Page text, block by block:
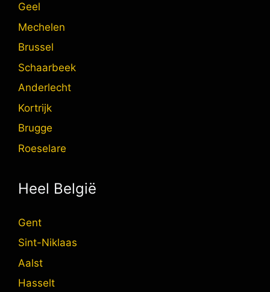
Geel
Mechelen
Brussel
Schaarbeek
Anderlecht
Kortrijk
Brugge
Roeselare
Heel België
Gent
Sint-Niklaas
Aalst
Hasselt